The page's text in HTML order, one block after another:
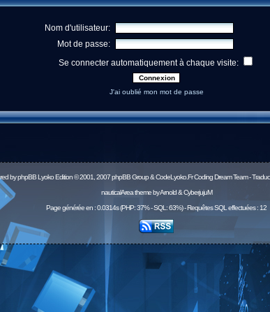
Nom d'utilisateur:
Mot de passe:
Se connecter automatiquement à chaque visite:
J'ai oublié mon mot de passe
byphpBBLyoko Edition © 2001, 2007 phpBB Group & CodeLyoko.Fr Coding Dream Team -
nauticalArea theme by Arnold & CyberjujuM
Page générée en : 0.0314s (PHP: 37% - SQL: 63%) - Requêtes SQL effectuées : 12